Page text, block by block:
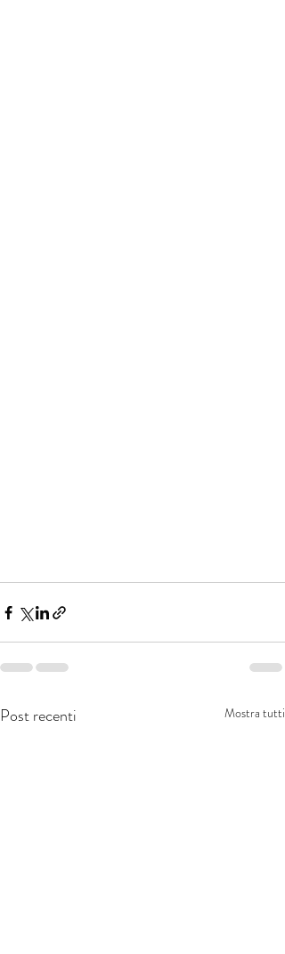
Post recenti Mostra tutti